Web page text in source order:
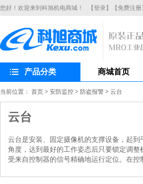
您好！欢迎来到科旭机电商城！ 【登录】 【免费注册
产品分类 商城首页
当前位置： 首页 > 安防监控 > 防盗报警 > 云台
云台
云台是安装、固定摄像机的支撑设备，起
角度，达到最好的工作姿态后只要锁定调
受来自控制器的信号精确地运行定位。在